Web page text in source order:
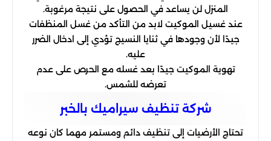
المنزل لن يساعد في الحصول على نتيجة مرغوبة.
عند غسيل الموكيت لابد من التأكد من غسل المنظفات
جيدًا لأن وجودها في ثنايا النسيج تؤدي إلى ادخال الضرر
عليه.
تهوية الموكيت جيدًا بعد غسله مع الحرص على عدم
تعرضه للشمس.
شركة تنظیف سیرامیك بالخبر
تحتاج الأرضيات إلى تنظيف دائم ومستمر مهما كان نوعه